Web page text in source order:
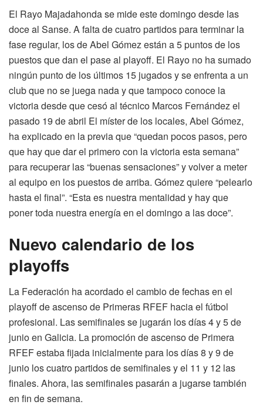
El Rayo Majadahonda se mide este domingo desde las
doce al Sanse. A falta de cuatro partidos para terminar la
fase regular, los de Abel Gómez están a 5 puntos de los
puestos que dan el pase al playoff. El Rayo no ha sumado
ningún punto de los últimos 15 jugados y se enfrenta a un
club que no se juega nada y que tampoco conoce la
victoria desde que cesó al técnico Marcos Fernández el
pasado 19 de abril El míster de los locales, Abel Gómez,
ha explicado en la previa que “quedan pocos pasos, pero
que hay que dar el primero con la victoria esta semana”
para recuperar las “buenas sensaciones” y volver a meter
al equipo en los puestos de arriba. Gómez quiere “pelearlo
hasta el final”. “Esta es nuestra mentalidad y hay que
poner toda nuestra energía en el domingo a las doce”.
Nuevo calendario de los
playoffs
La Federación ha acordado el cambio de fechas en el
playoff de ascenso de Primeras RFEF hacia el fútbol
profesional. Las semifinales se jugarán los días 4 y 5 de
junio en Galicia. La promoción de ascenso de Primera
RFEF estaba fijada inicialmente para los días 8 y 9 de
junio los cuatro partidos de semifinales y el 11 y 12 las
finales. Ahora, las semifinales pasarán a jugarse también
en fin de semana.